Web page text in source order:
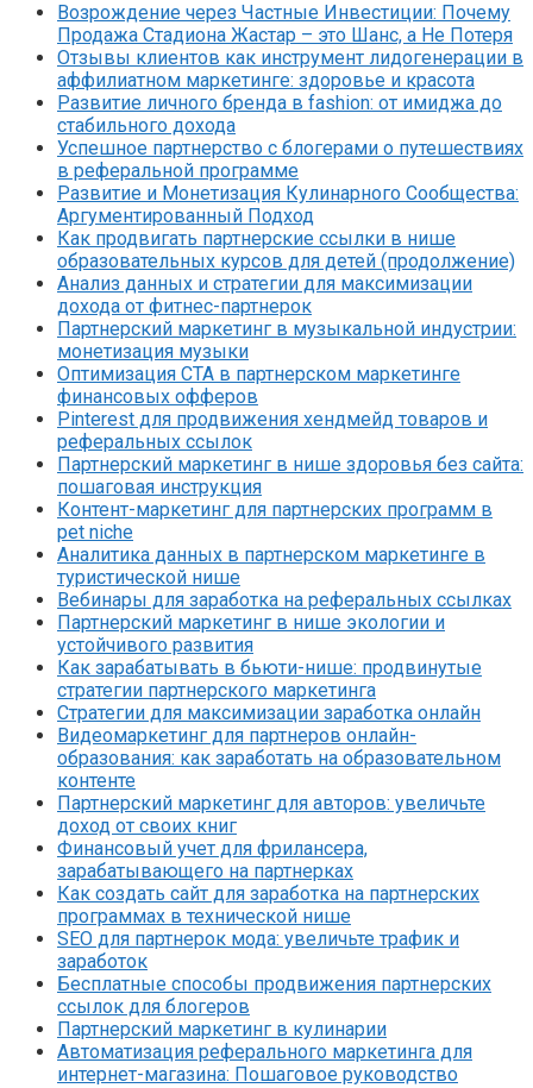
Возрождение через Частные Инвестиции: Почему
Продажа Стадиона Жастар – это Шанс, а Не Потеря
Отзывы клиентов как инструмент лидогенерации в
аффилиатном маркетинге: здоровье и красота
Развитие личного бренда в fashion: от имиджа до
стабильного дохода
Успешное партнерство с блогерами о путешествиях
в реферальной программе
Развитие и Монетизация Кулинарного Сообщества:
Аргументированный Подход
Как продвигать партнерские ссылки в нише
образовательных курсов для детей (продолжение)
Анализ данных и стратегии для максимизации
дохода от фитнес-партнерок
Партнерский маркетинг в музыкальной индустрии:
монетизация музыки
Оптимизация CTA в партнерском маркетинге
финансовых офферов
Pinterest для продвижения хендмейд товаров и
реферальных ссылок
Партнерский маркетинг в нише здоровья без сайта:
пошаговая инструкция
Контент-маркетинг для партнерских программ в
pet niche
Аналитика данных в партнерском маркетинге в
туристической нише
Вебинары для заработка на реферальных ссылках
Партнерский маркетинг в нише экологии и
устойчивого развития
Как зарабатывать в бьюти-нише: продвинутые
стратегии партнерского маркетинга
Стратегии для максимизации заработка онлайн
Видеомаркетинг для партнеров онлайн-
образования: как заработать на образовательном
контенте
Партнерский маркетинг для авторов: увеличьте
доход от своих книг
Финансовый учет для фрилансера,
зарабатывающего на партнерках
Как создать сайт для заработка на партнерских
программах в технической нише
SEO для партнерок мода: увеличьте трафик и
заработок
Бесплатные способы продвижения партнерских
ссылок для блогеров
Партнерский маркетинг в кулинарии
Автоматизация реферального маркетинга для
интернет-магазина: Пошаговое руководство